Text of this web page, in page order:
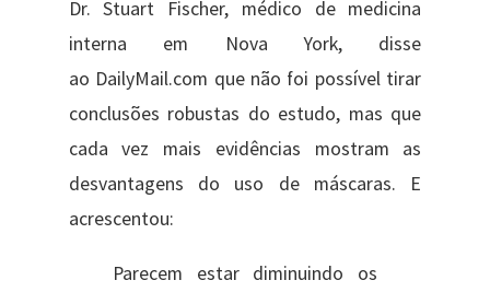
Dr. Stuart Fischer, médico de medicina
interna em Nova York, disse
ao DailyMail.com que não foi possível tirar
conclusões robustas do estudo, mas que
cada vez mais evidências mostram as
desvantagens do uso de máscaras. E
acrescentou:
Parecem estar diminuindo os